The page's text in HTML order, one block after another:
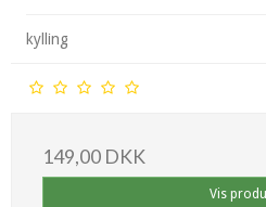
kylling
149,00 DKK
Vis